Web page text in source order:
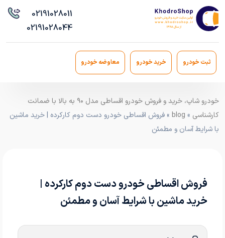
02191028011
02191028044
ثبت خودرو خرید خودرو معاوضه خودرو
خودرو شاپ، خرید و فروش خودرو اقساطی مدل ۹۰ به بالا با ضمانت
کارشناسی »
blog » فروش اقساطی خودرو دست دوم کارکرده | خرید ماشین
با شرایط آسان و مطمئن
فروش اقساطی خودرو دست دوم کارکرده |
خرید ماشین با شرایط آسان و مطمئن